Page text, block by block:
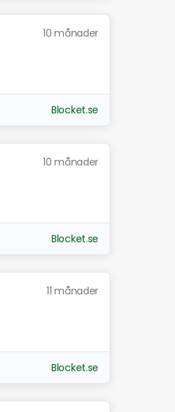
10 månader
Blocket.se
10 månader
Blocket.se
11 månader
Blocket.se